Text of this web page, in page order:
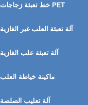
خط تعبئة زجاجات PET
آلة تعبئة العلب غير الغازية
آلة تعبئة علب الغازية
ماكينة خياطة العلب
آلة تعليب الصلصة